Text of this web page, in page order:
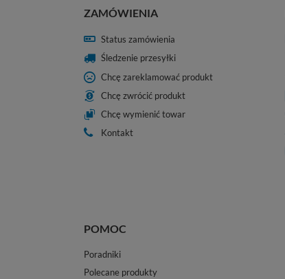
ZAMÓWIENIA
Status zamówienia
Śledzenie przesyłki
Chcę zareklamować produkt
Chcę zwrócić produkt
Chcę wymienić towar
Kontakt
POMOC
Poradniki
Polecane produkty